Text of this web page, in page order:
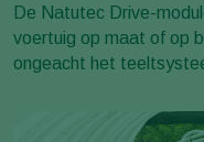
De Natutec Drive-
voertuig op maat of op
ongeacht het